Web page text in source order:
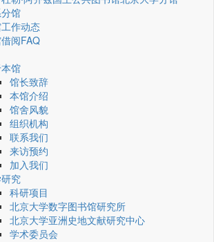
馆
作动态
阅FAQ
馆
馆长致辞
本馆介绍
馆舍风貌
组织机构
联系我们
来访预约
加入我们
究
科研项目
北京大学数字图书馆研究所
北京大学亚洲史地文献研究中心
学术委员会